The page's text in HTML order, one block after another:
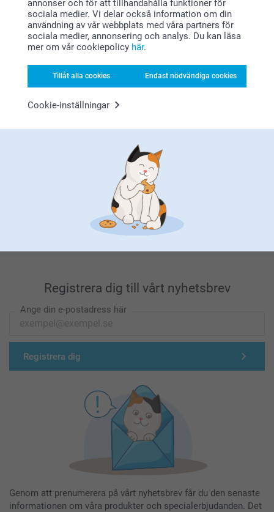
annonser och för att tillhandahålla funktioner för
sociala medier. Vi delar också information om din
användning av vår webbplats med våra partners för
sociala medier, annonsering och analys. Du kan läsa
mer om vår cookiepolicy här.
Tillåt alla cookies Endast nödvändiga cookies
Cookie-inställningar
Bonus på alla dina köp
Letar du efter inspiration?
Förstklassig kundservice
Registrera dig till vårt nyhetsbrev
Ange din e-postadress här
Registrera dig
Genom att prenumerera på vårt nyhetsbrev får du den senaste
informationen om våra produkter och specialerbjudanden. Det